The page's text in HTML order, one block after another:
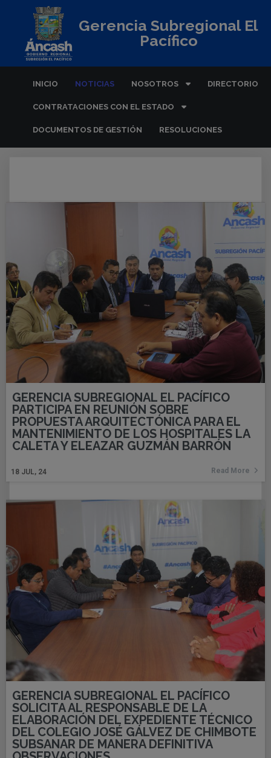
Gerencia Subregional El
Pacífico
INICIO NOTICIAS NOSOTROS DIRECTORIO
CONTRATACIONES CON EL ESTADO
DOCUMENTOS DE GESTIÓN RESOLUCIONES
GERENCIA SUBREGIONAL EL PACÍFICO
PARTICIPA EN REUNIÓN SOBRE
PROPUESTA ARQUITECTÓNICA PARA EL
MANTENIMIENTO DE LOS HOSPITALES LA
CALETA Y ELEAZAR GUZMÁN BARRÓN
18 JUL, 24 Read More
GERENCIA SUBREGIONAL EL PACÍFICO
SOLICITA AL RESPONSABLE DE LA
ELABORACIÓN DEL EXPEDIENTE TÉCNICO
DEL COLEGIO JOSÉ GÁLVEZ DE CHIMBOTE
SUBSANAR DE MANERA DEFINITIVA